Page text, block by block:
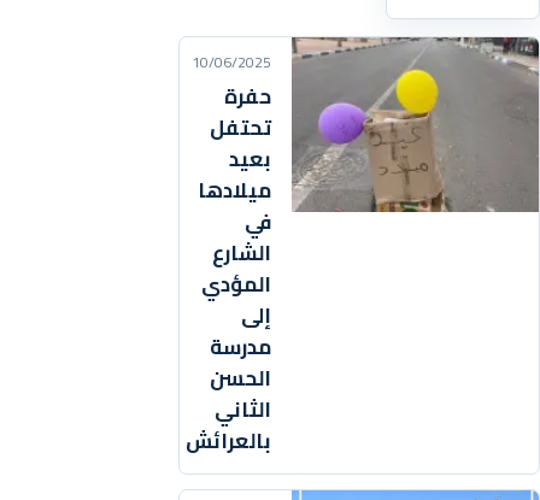
10/06/2025
حفرة
تحتفل
بعيد
ميلادها
في
الشارع
المؤدي
إلى
مدرسة
الحسن
الثاني
بالعرائش